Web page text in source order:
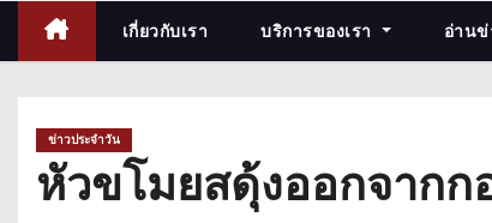
เกี่ยวกับเรา บริการของเรา อ่านข่
ข่าวประจำวัน
หัวขโมยสดุ้งออกจาก